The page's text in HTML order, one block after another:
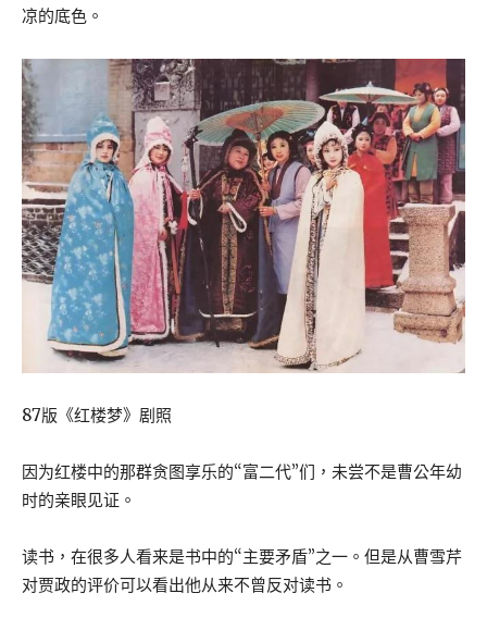
凉的底色。
87版《红楼梦》剧照
因为红楼中的那群贪图享乐的“富二代”们，未尝不是曹公年幼
时的亲眼见证。
读书，在很多人看来是书中的“主要矛盾”之一。但是从曹雪芹
对贾政的评价可以看出他从来不曾反对读书。